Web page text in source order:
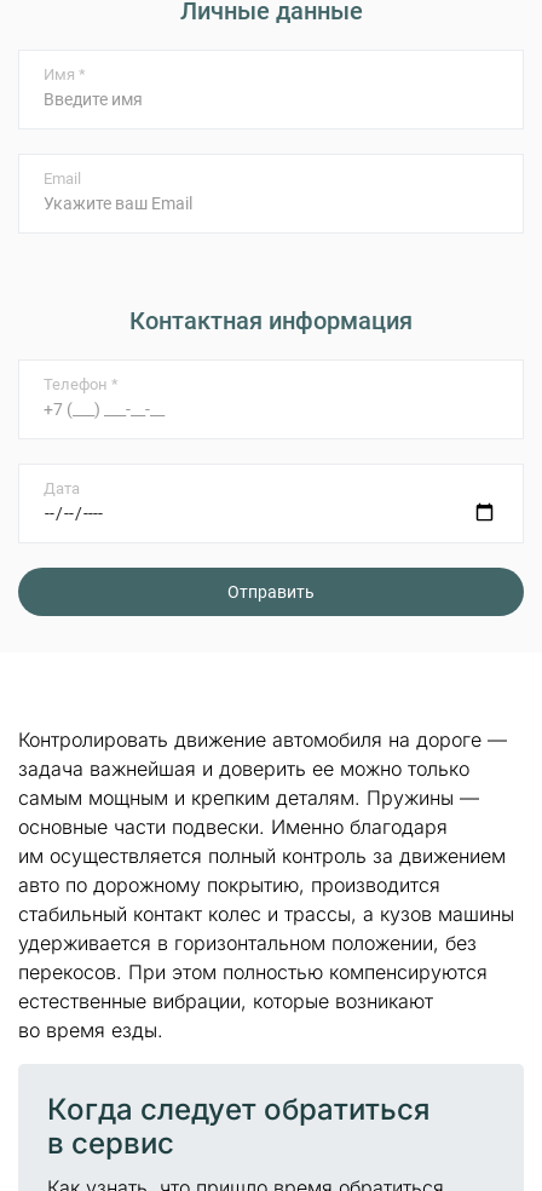
Личные данные
Имя *
Email
Контактная информация
Телефон *
Дата
Контролировать движение автомобиля на дороге —
задача важнейшая и доверить ее можно только
самым мощным и крепким деталям. Пружины —
основные части подвески. Именно благодаря
им осуществляется полный контроль за движением
авто по дорожному покрытию, производится
стабильный контакт колес и трассы, а кузов машины
удерживается в горизонтальном положении, без
перекосов. При этом полностью компенсируются
естественные вибрации, которые возникают
во время езды.
Когда следует обратиться
в сервис